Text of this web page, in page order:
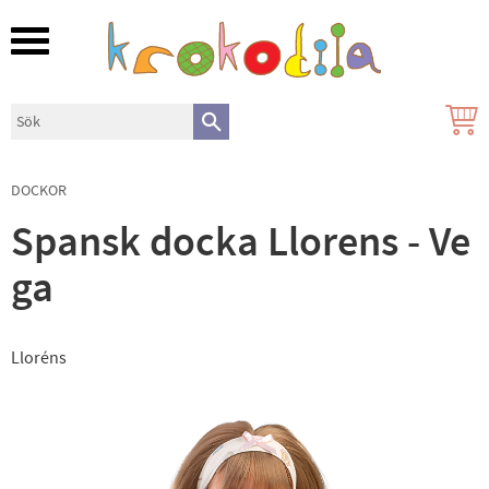
Meny
DOCKOR
Spansk docka Llorens - Ve
ga
Lloréns